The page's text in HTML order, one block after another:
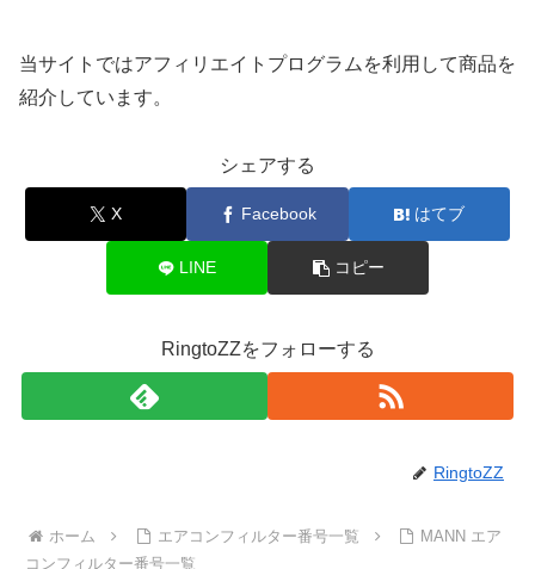
当サイトではアフィリエイトプログラムを利用して商品を
紹介しています。
シェアする
X Facebook はてブ
LINE コピー
RingtoZZをフォローする
RingtoZZ
ホーム エアコンフィルター番号一覧
MANN エア
コンフィルター番号一覧